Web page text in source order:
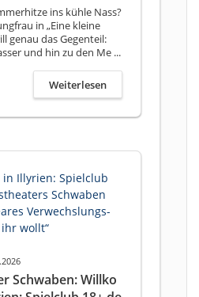
ins kühle Nass?
in „Eine kleine
genau das Gegenteil:
und hin zu den Me ...
Weiterlesen
Schwaben: Willko